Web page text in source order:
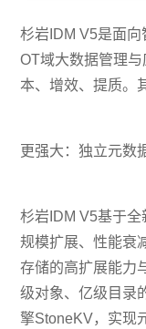
杉岩IDM V5是面
OT域大数据管理
本、增效、提质。
更强大：独立元数
杉岩IDM V5基于
规模扩展、性能衰
存储的高扩展能力
级对象、亿级目录
擎StoneKV，实现